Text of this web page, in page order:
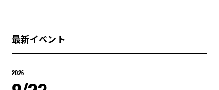
最新イベント
2026